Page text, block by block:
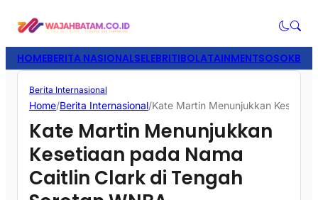
HOMEBERITA NASIONALSELEBRITIBOLATAINMENTSOSOK
Berita Internasional
Home/Berita Internasional/Kate Martin Menunjukkan
Kate Martin Menunjukkan
Kesetiaan pada Nama
Caitlin Clark di Tengah